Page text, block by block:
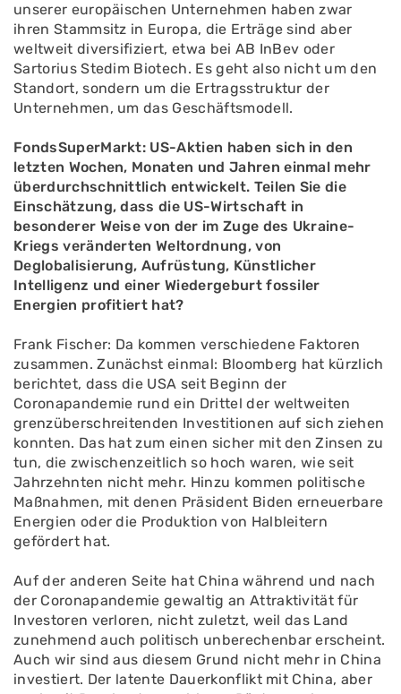
unserer europäischen Unternehmen haben zwar
ihren Stammsitz in Europa, die Erträge sind aber
weltweit diversifiziert, etwa bei AB InBev oder
Sartorius Stedim Biotech. Es geht also nicht um den
Standort, sondern um die Ertragsstruktur der
Unternehmen, um das Geschäftsmodell.
FondsSuperMarkt: US-Aktien haben sich in den
letzten Wochen, Monaten und Jahren einmal mehr
überdurchschnittlich entwickelt. Teilen Sie die
Einschätzung, dass die US-Wirtschaft in
besonderer Weise von der im Zuge des Ukraine-
Kriegs veränderten Weltordnung, von
Deglobalisierung, Aufrüstung, Künstlicher
Intelligenz und einer Wiedergeburt fossiler
Energien profitiert hat?
Frank Fischer: Da kommen verschiedene Faktoren
zusammen. Zunächst einmal: Bloomberg hat kürzlich
berichtet, dass die USA seit Beginn der
Coronapandemie rund ein Drittel der weltweiten
grenzüberschreitenden Investitionen auf sich ziehen
konnten. Das hat zum einen sicher mit den Zinsen zu
tun, die zwischenzeitlich so hoch waren, wie seit
Jahrzehnten nicht mehr. Hinzu kommen politische
Maßnahmen, mit denen Präsident Biden erneuerbare
Energien oder die Produktion von Halbleitern
gefördert hat.
Auf der anderen Seite hat China während und nach
der Coronapandemie gewaltig an Attraktivität für
Investoren verloren, nicht zuletzt, weil das Land
zunehmend auch politisch unberechenbar erscheint.
Auch wir sind aus diesem Grund nicht mehr in China
investiert. Der latente Dauerkonflikt mit China, aber